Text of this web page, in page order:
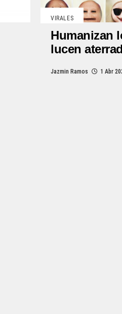
VIRALES
Humanizan
lucen
Jazmin Ramos 1 Abr